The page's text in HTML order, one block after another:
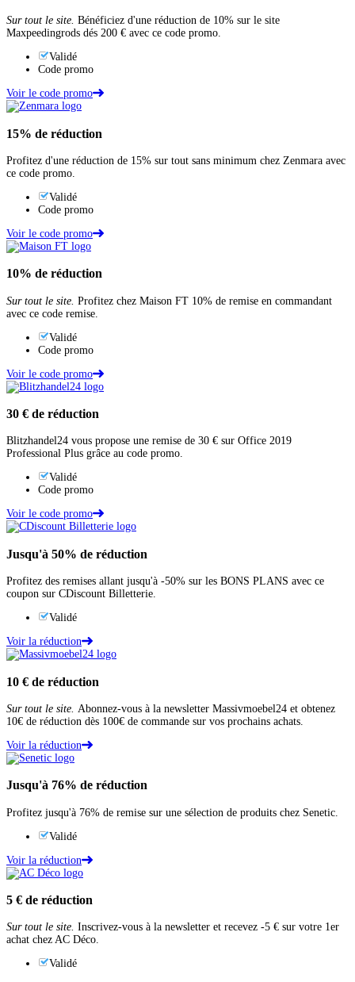
Sur tout le site. Bénéficiez d'une réduction de 10% sur le site
Maxpeedingrods dés 200 € avec ce code promo.
Validé
Code promo
Voir le code promo
15% de réduction
Profitez d'une réduction de 15% sur tout sans minimum chez Zenmara avec
ce code promo.
Validé
Code promo
Voir le code promo
10% de réduction
Sur tout le site. Profitez chez Maison FT 10% de remise en commandant
avec ce code remise.
Validé
Code promo
Voir le code promo
30 € de réduction
Blitzhandel24 vous propose une remise de 30 € sur Office 2019
Professional Plus grâce au code promo.
Validé
Code promo
Voir le code promo
Jusqu'à 50% de réduction
Profitez des remises allant jusqu'à -50% sur les BONS PLANS avec ce
coupon sur CDiscount Billetterie.
Validé
Voir la réduction
10 € de réduction
Sur tout le site. Abonnez-vous à la newsletter Massivmoebel24 et obtenez
10€ de réduction dès 100€ de commande sur vos prochains achats.
Voir la réduction
Jusqu'à 76% de réduction
Profitez jusqu'à 76% de remise sur une sélection de produits chez Senetic.
Validé
Voir la réduction
5 € de réduction
Sur tout le site. Inscrivez-vous à la newsletter et recevez -5 € sur votre 1er
achat chez AC Déco.
Validé